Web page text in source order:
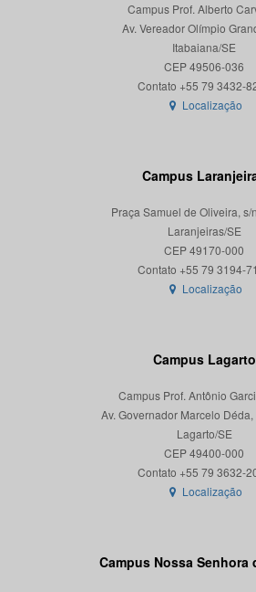
Campus Prof. Alberto
Av. Vereador Olímpio
Itabaiana/SE
CEP 49506-036
Localização
Campus
Praça Samuel de Oliveira, s/
Laranjeiras/SE
CEP 49170-000
Localização
Campus Lagarto
Campus Prof. Antônio
Av. Governador Marcelo
Lagarto/SE
CEP 49400-000
Localização
Campus Nossa Senhora